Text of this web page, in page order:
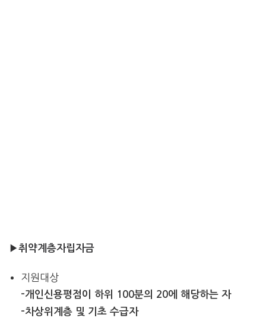
▶취약계층자립자금
지원대상
-개인신용평점이 하위 100분의 20에 해당하는 자
-차상위계층 및 기초 수급자